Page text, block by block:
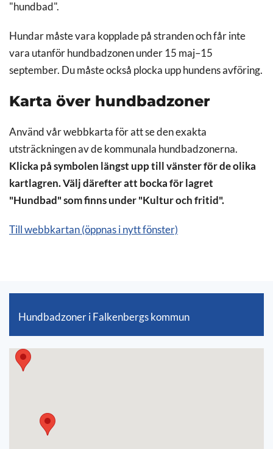
"hundbad".
Hundar måste vara kopplade på stranden och får inte
vara utanför hundbadzonen under 15 maj–15
september. Du måste också plocka upp hundens avföring.
Karta över hundbadzoner
Använd vår webbkarta för att se den exakta
utsträckningen av de kommunala hundbadzonerna.
Klicka på symbolen längst upp till vänster för de olika
kartlagren. Välj därefter att bocka för lagret
"Hundbad" som finns under "Kultur och fritid".
Till webbkartan (öppnas i nytt fönster)
Hundbadzoner i Falkenbergs kommun